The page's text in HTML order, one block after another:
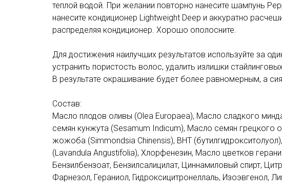
теплой водой. При желании повторно нанесите шампунь
нанесите кондиционер Lightweight Deep и аккуратно
распределяя кондиционер. Хорошо ополосните.
Для достижения наилучших результатов используйте за
устранить пористость волос, удалить излишки
В результате окрашивание будет более равномерным, а
Состав:
Масло плодов оливы (Olea Europaea), Масло сладкого
семян кунжута (Sesamum Indicum), Масло семян грецкого
жожоба (Simmondsia Chinensis), BHT
(Lavandula Angustifolia), Хлорфенезин, Масло цветков
Бензилбензоат, Бензилсалицилат, Циннамиловый спирт,
Фарнезол, Гераниол, Гидроксицитронеллаль, Изоэвгенол,